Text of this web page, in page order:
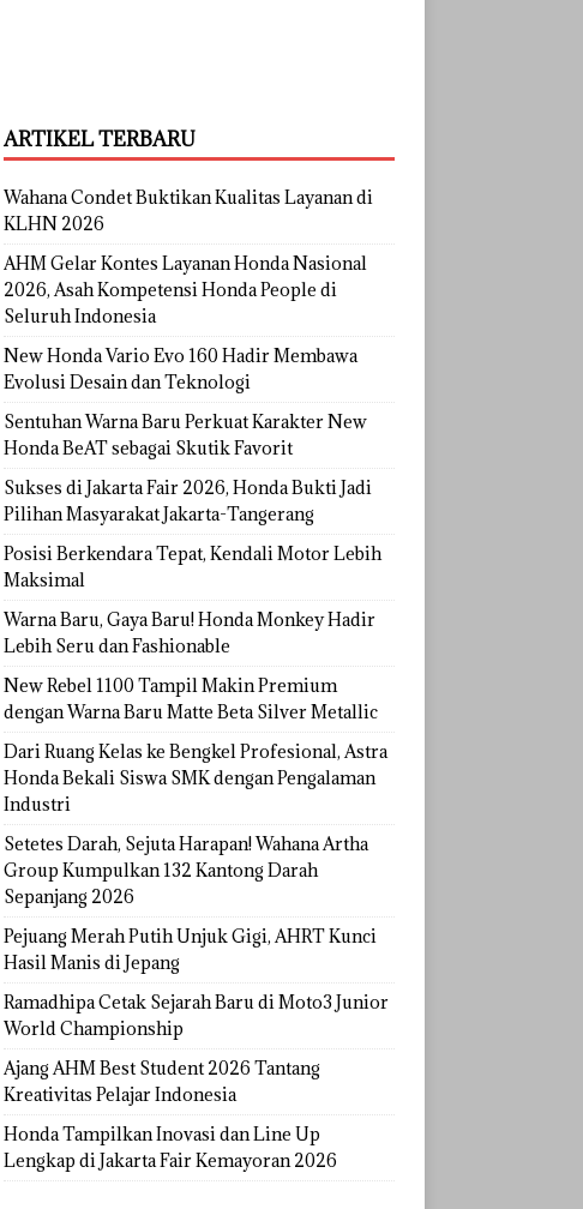
ARTIKEL TERBARU
Wahana Condet Buktikan Kualitas Layanan di
KLHN 2026
AHM Gelar Kontes Layanan Honda Nasional
2026, Asah Kompetensi Honda People di
Seluruh Indonesia
New Honda Vario Evo 160 Hadir Membawa
Evolusi Desain dan Teknologi
Sentuhan Warna Baru Perkuat Karakter New
Honda BeAT sebagai Skutik Favorit
Sukses di Jakarta Fair 2026, Honda Bukti Jadi
Pilihan Masyarakat Jakarta-Tangerang
Posisi Berkendara Tepat, Kendali Motor Lebih
Maksimal
Warna Baru, Gaya Baru! Honda Monkey Hadir
Lebih Seru dan Fashionable
New Rebel 1100 Tampil Makin Premium
dengan Warna Baru Matte Beta Silver Metallic
Dari Ruang Kelas ke Bengkel Profesional, Astra
Honda Bekali Siswa SMK dengan Pengalaman
Industri
Setetes Darah, Sejuta Harapan! Wahana Artha
Group Kumpulkan 132 Kantong Darah
Sepanjang 2026
Pejuang Merah Putih Unjuk Gigi, AHRT Kunci
Hasil Manis di Jepang
Ramadhipa Cetak Sejarah Baru di Moto3 Junior
World Championship
Ajang AHM Best Student 2026 Tantang
Kreativitas Pelajar Indonesia
Honda Tampilkan Inovasi dan Line Up
Lengkap di Jakarta Fair Kemayoran 2026